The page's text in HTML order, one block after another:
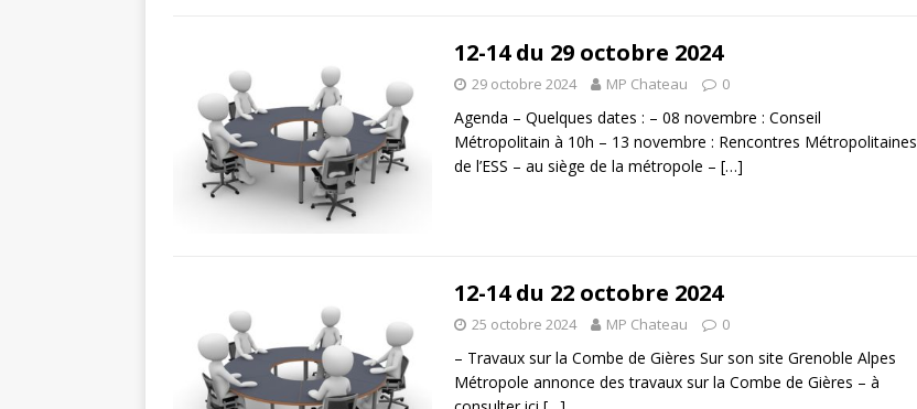
12-14 du 29 octobre 2024
29 octobre 2024 MP Chateau 0
Agenda – Quelques dates : – 08 novembre : Conseil
Métropolitain à 10h – 13 novembre : Rencontres Métropolitaines
de l’ESS – au siège de la métropole – […]
12-14 du 22 octobre 2024
25 octobre 2024 MP Chateau 0
– Travaux sur la Combe de Gières Sur son site Grenoble Alpes
Métropole annonce des travaux sur la Combe de Gières – à